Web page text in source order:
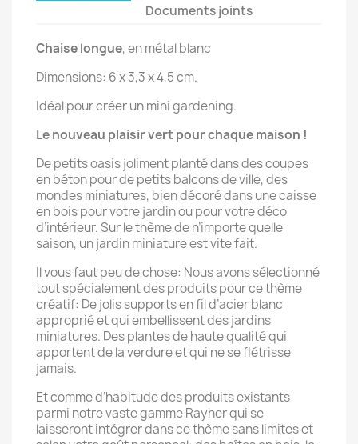
Documents joints
Chaise longue, en métal blanc
Dimensions: 6 x 3,3 x 4,5 cm.
Idéal pour créer un mini gardening.
Le nouveau plaisir vert pour chaque maison !
De petits oasis joliment planté dans des coupes
en béton pour de petits balcons de ville, des
mondes miniatures, bien décoré dans une caisse
en bois pour votre jardin ou pour votre déco
d’intérieur. Sur le thème de n’importe quelle
saison, un jardin miniature est vite fait.
Il vous faut peu de chose: Nous avons sélectionné
tout spécialement des produits pour ce thème
créatif: De jolis supports en fil d’acier blanc
approprié et qui embellissent des jardins
miniatures. Des plantes de haute qualité qui
apportent de la verdure et qui ne se flétrisse
jamais.
Et comme d’habitude des produits existants
parmi notre vaste gamme Rayher qui se
laisseront intégrer dans ce thème sans limites et